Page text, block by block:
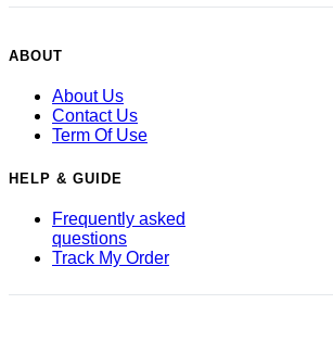
ABOUT
About Us
Contact Us
Term Of Use
HELP & GUIDE
Frequently asked
questions
Track My Order